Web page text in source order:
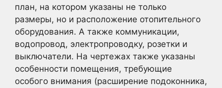
план, на котором указаны не только
размеры, но и расположение отопительного
оборудования. А также коммуникации,
водопровод, электропроводку, розетки и
выключатели. На чертежах также указаны
особенности помещения, требующие
особого внимания (расширение подоконника,